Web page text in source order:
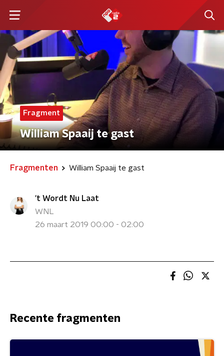
Fragment
William Spaaij te gast
Fragmenten William Spaaij te gast
't Wordt Nu Laat
WNL
26 maart 2019 00:00 - 02:00
Recente fragmenten